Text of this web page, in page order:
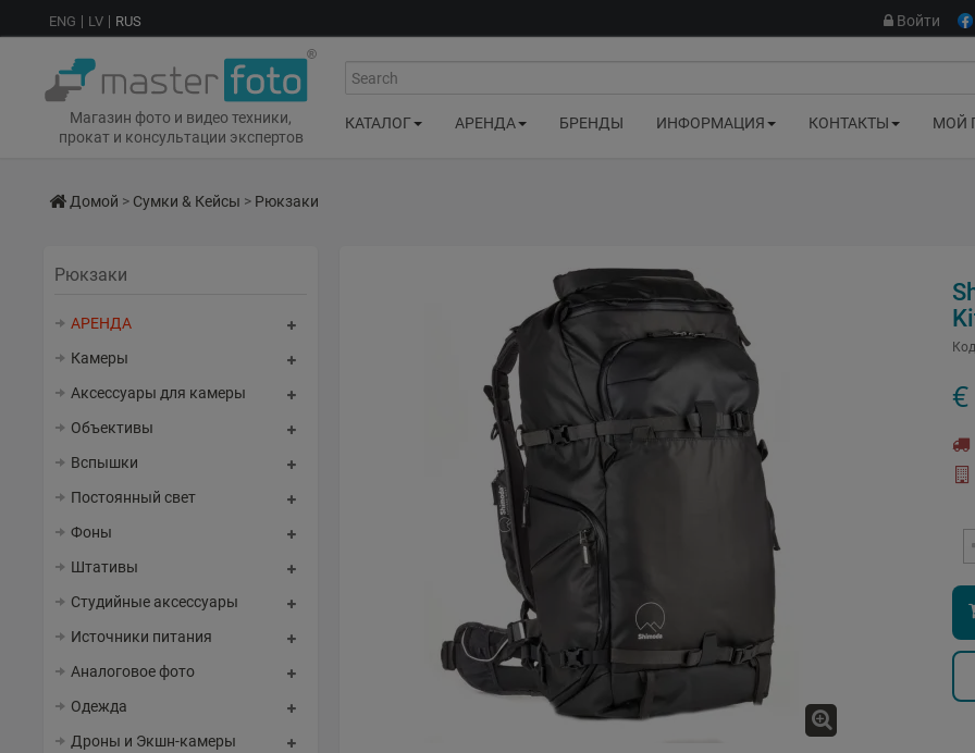
ENG LV RUS Войти
Магазин фото и видео техники,
прокат и консультации экспертов
Search
КАТАЛОГ АРЕНДА БРЕНДЫ ИНФОРМАЦИЯ КОНТАКТЫ МОЙ
Домой > Сумки & Кейсы > Рюкзаки
Рюкзаки
АРЕНДА
Камеры
Аксессуары для камеры
Объективы
Вспышки
Постоянный свет
Фоны
Штативы
Студийные аксессуары
Источники питания
Аналоговое фото
Одежда
Дроны и Экшн-камеры
€